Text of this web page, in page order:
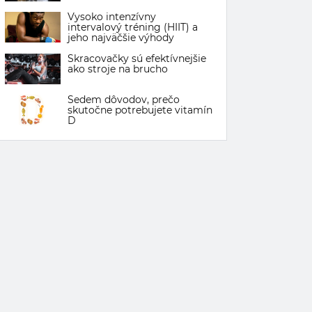
Vysoko intenzívny
intervalový tréning (HIIT) a
jeho najväčšie výhody
Skracovačky sú efektívnejšie
ako stroje na brucho
Sedem dôvodov, prečo
skutočne potrebujete vitamín
D